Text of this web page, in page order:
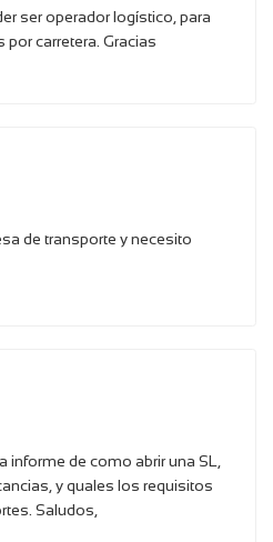
ser operador logístico, para
carretera. Gracias
de transporte y necesito
informe de como abrir una SL,
y quales los requisitos
Saludos,